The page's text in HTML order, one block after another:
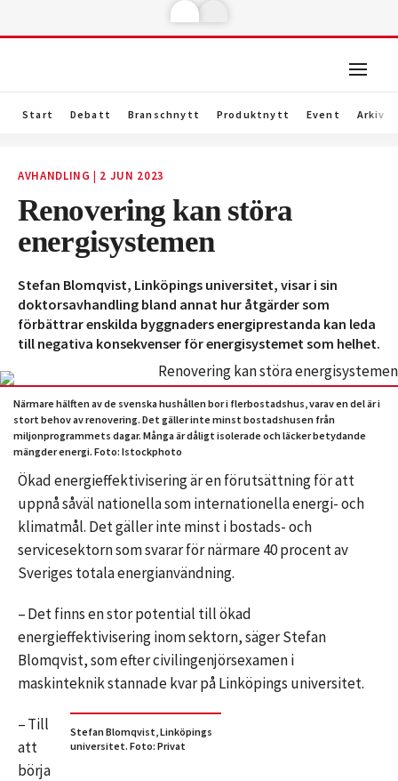
Start Debatt Branschnytt Produktnytt Event Arkiv
AVHANDLING| 2 JUN 2023
Renovering kan störa
energisystemen
Stefan Blomqvist, Linköpings universitet, visar i sin
doktorsavhandling bland annat hur åtgärder som
förbättrar enskilda byggnaders energiprestanda kan leda
till negativa konsekvenser för energisystemet som helhet.
Närmare hälften av de svenska hushållen bor i flerbostadshus, varav en del är i
stort behov av renovering. Det gäller inte minst bostadshusen från
miljonprogrammets dagar. Många är dåligt isolerade och läcker betydande
mängder energi. Foto: Istockphoto
Ökad energieffektivisering är en förutsättning för att
uppnå såväl nationella som internationella energi- och
klimatmål. Det gäller inte minst i bostads- och
servicesektorn som svarar för närmare 40 procent av
Sveriges totala energianvändning.
– Det finns en stor potential till ökad
energieffektivisering inom sektorn, säger Stefan
Blomqvist, som efter civilingenjörsexamen i
maskinteknik stannade kvar på Linköpings universitet.
Stefan Blomqvist, Linköpings
universitet. Foto: Privat
– Till
att
börja